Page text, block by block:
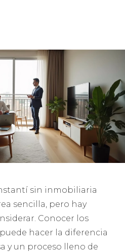
sin inmobiliaria
sencilla, pero hay
Conocer los
hacer la diferencia
y un proceso lleno de